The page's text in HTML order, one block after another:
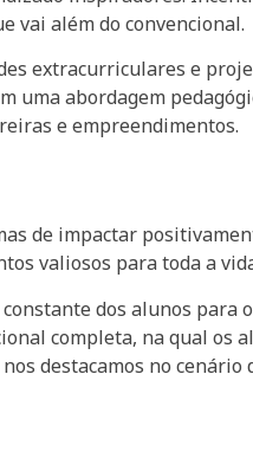
vai além do convencional.
extracurriculares e
abordagem
e empreendimentos.
de impactar
valiosos para toda a
dos alunos para
completa, na qual os
destacamos no